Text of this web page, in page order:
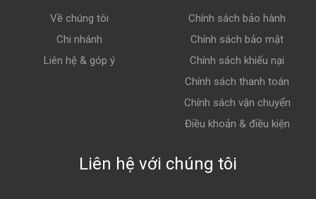
Về chúng tôi
Chi nhánh
Liên hệ & góp ý
Chính sách bảo hành
Chính sách bảo mật
Chính sách khiếu nại
Chính sách thanh toán
Chính sách vận chuyển
Điều khoản & điều kiện
Liên hệ với chúng tôi